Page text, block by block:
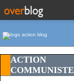
ACTION
COMMUNISTE